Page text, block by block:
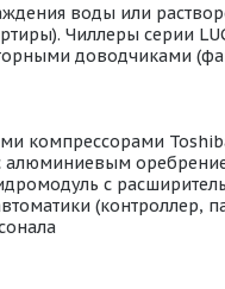
воды или
Чиллеры серии
доводчиками
компрессорами
с
(контроллер,